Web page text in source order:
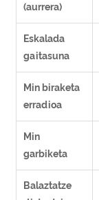
(aurrera)
Eskalada
gaitasuna
Min biraketa
erradioa
Min
garbiketa
Balaztatze